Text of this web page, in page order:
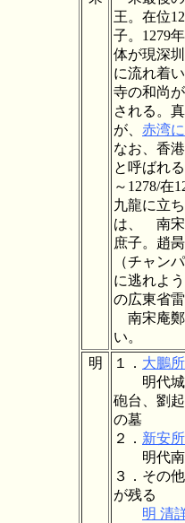
王。在位
子。1279
体が現深
に流れ着
寺の和尚
される。
が、 赤湾
なお、香
と呼ばれる
～1278/在
九龍に立
は、 南宋
庶子。趙
（チャン
に逃れよ
の広東省
南宋庵鄭
い。
明
１． 大鵬
明代城
砲台、劉
の墓
２． 新安
明代南
３．その
が残る
明 清